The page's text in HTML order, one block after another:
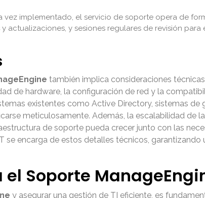
vez implementado, el servicio de soporte opera de
actualizaciones, y sesiones regulares de revisión
también implica consideraciones
de hardware, la configuración de red y la
existentes como Active Directory, sistemas
meticulosamente. Además, la escalabilidad de
de soporte pueda crecer junto con las
se encarga de estos detalles técnicos,
Soporte
y asegurar una gestión de TI eficiente, es